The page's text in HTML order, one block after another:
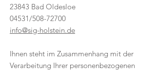
23843 Bad Oldesloe
04531/508-72700
info@sig-holstein.de
Ihnen steht im Zusammenhang mit der
Verarbeitung Ihrer personenbezogenen